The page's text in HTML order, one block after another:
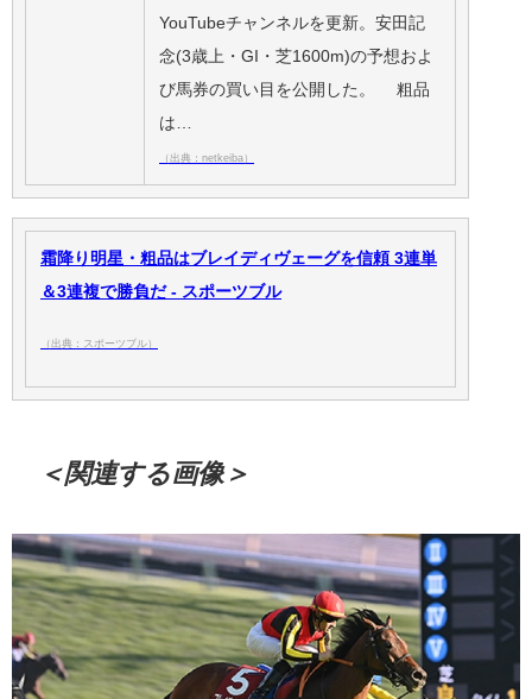
YouTubeチャンネルを更新。安田記
念(3歳上・GI・芝1600m)の予想およ
び馬券の買い目を公開した。 粗品
は…
（出典：netkeiba）
霜降り明星・粗品はブレイディヴェーグを信頼 3連単
＆3連複で勝負だ - スポーツブル
（出典：スポーツブル）
＜関連する画像＞